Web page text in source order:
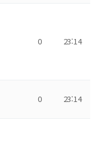
0 23:14
0 23:14